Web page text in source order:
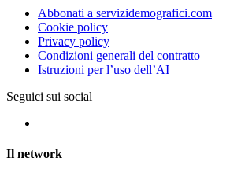
Abbonati a servizidemografici.com
Cookie policy
Privacy policy
Condizioni generali del contratto
Istruzioni per l’uso dell’AI
Seguici sui social
Il network